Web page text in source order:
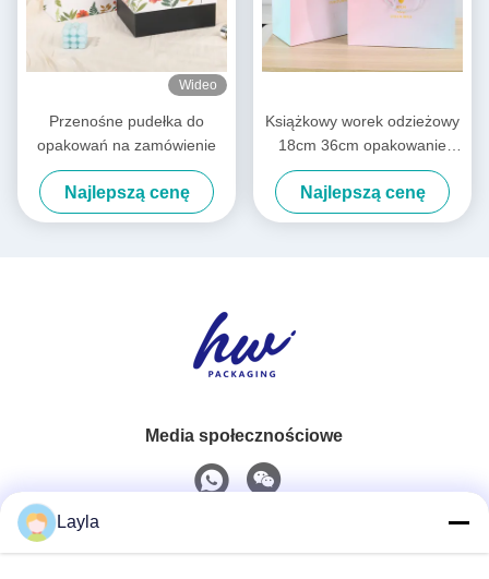
Wideo
Przenośne pudełka do
opakowań na zamówienie
Najlepszą cenę
Książkowy worek odzieżowy
18cm 36cm opakowanie
specjalne dla małych firm
Najlepszą cenę
Media społecznościowe
Layla